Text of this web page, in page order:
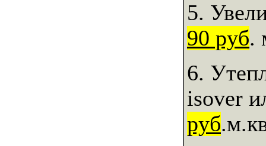
5.
90 руб.
6.
isover
руб